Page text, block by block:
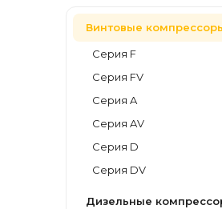
Винтовые
Серия F
Серия FV
Серия A
Серия AV
Серия D
Серия DV
Дизельные